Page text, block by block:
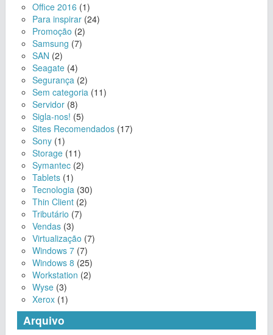
Office 2016 (1)
Para inspirar (24)
Promoção (2)
Samsung (7)
SAN (2)
Seagate (4)
Segurança (2)
Sem categoria (11)
Servidor (8)
Sigla-nos! (5)
Sites Recomendados (17)
Sony (1)
Storage (11)
Symantec (2)
Tablets (1)
Tecnologia (30)
Thin Client (2)
Tributário (7)
Vendas (3)
Virtualização (7)
Windows 7 (7)
Windows 8 (25)
Workstation (2)
Wyse (3)
Xerox (1)
Arquivo